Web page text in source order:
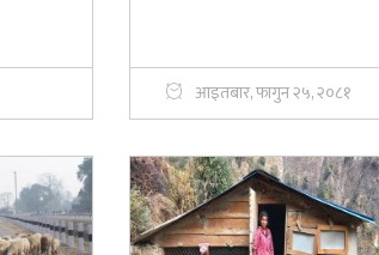
आइतबार, फागुन २५, २०८१